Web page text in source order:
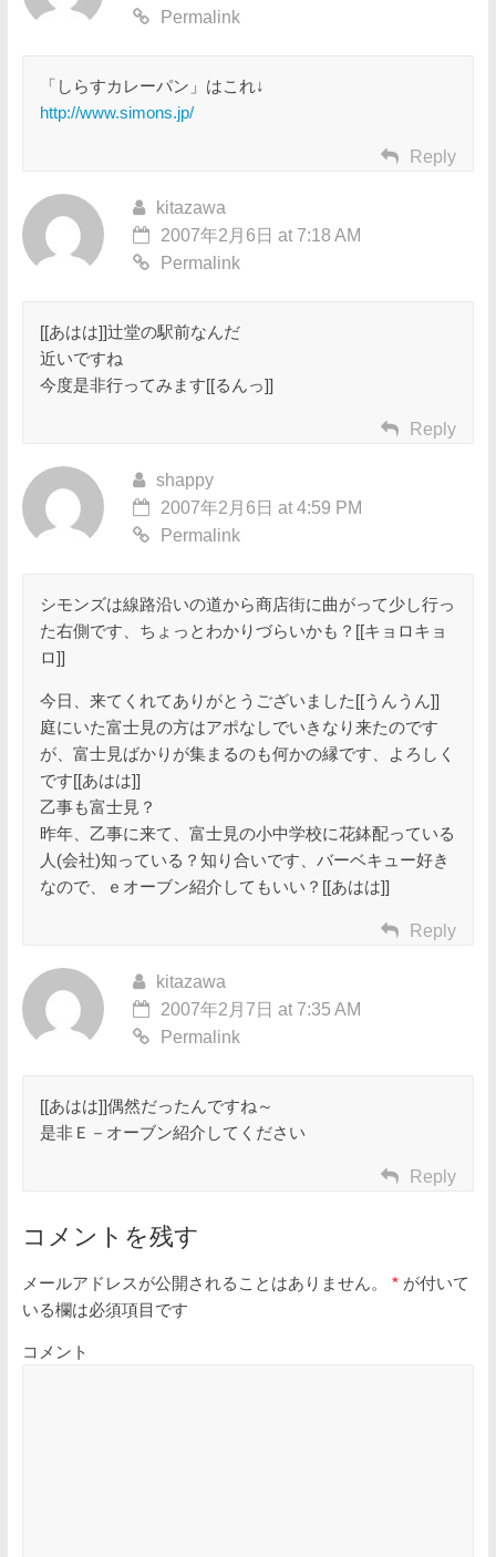
Permalink
「しらすカレーパン」はこれ↓
http://www.simons.jp/
Reply
kitazawa
2007年2月6日 at 7:18 AM
Permalink
[[あはは]]辻堂の駅前なんだ
近いですね
今度是非行ってみます[[るんっ]]
Reply
shappy
2007年2月6日 at 4:59 PM
Permalink
シモンズは線路沿いの道から商店街に曲がって少し行っ
た右側です、ちょっとわかりづらいかも？[[キョロキョ
ロ]]
今日、来てくれてありがとうございました[[うんうん]]
庭にいた富士見の方はアポなしでいきなり来たのです
が、富士見ばかりが集まるのも何かの縁です、よろしく
です[[あはは]]
乙事も富士見？
昨年、乙事に来て、富士見の小中学校に花鉢配っている
人(会社)知っている？知り合いです、バーベキュー好き
なので、ｅオーブン紹介してもいい？[[あはは]]
Reply
kitazawa
2007年2月7日 at 7:35 AM
Permalink
[[あはは]]偶然だったんですね～
是非Ｅ－オーブン紹介してください
Reply
コメントを残す
メールアドレスが公開されることはありません。 *が付いて
いる欄は必須項目です
コメント